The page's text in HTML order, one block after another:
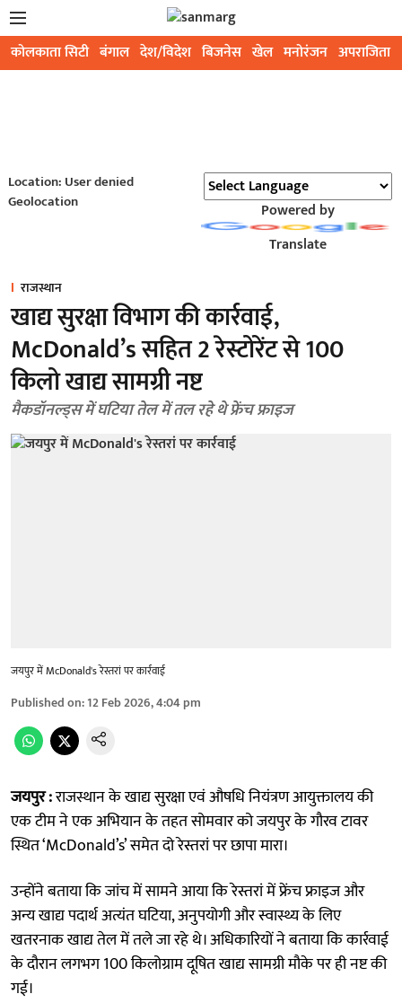
कोलकाता सिटी बंगाल देश/विदेश बिजनेस खेल मनोरंजन अपराजिता
Location: User denied
Geolocation
Powered by
Translate
राजस्थान
खाद्य सुरक्षा विभाग की कार्रवाई,
McDonald’s सहित 2 रेस्टोरेंट से 100
किलो खाद्य सामग्री नष्ट
मैकडॉनल्ड्स में घटिया तेल में तल रहे थे फ्रेंच फ्राइज
जयपुर में McDonald's रेस्तरां पर कार्रवाई
Published on:12 Feb 2026, 4:04 pm
जयपुर :राजस्थान के खाद्य सुरक्षा एवं औषधि नियंत्रण आयुक्तालय की
एक टीम ने एक अभियान के तहत सोमवार को जयपुर के गौरव टावर
स्थित ‘McDonald’s’ समेत दो रेस्तरां पर छापा मारा।
उन्होंने बताया कि जांच में सामने आया कि रेस्तरां में फ्रेंच फ्राइज और
अन्य खाद्य पदार्थ अत्यंत घटिया, अनुपयोगी और स्वास्थ्य के लिए
खतरनाक खाद्य तेल में तले जा रहे थे। अधिकारियों ने बताया कि कार्रवाई
के दौरान लगभग 100 किलोग्राम दूषित खाद्य सामग्री मौके पर ही नष्ट की
गई।